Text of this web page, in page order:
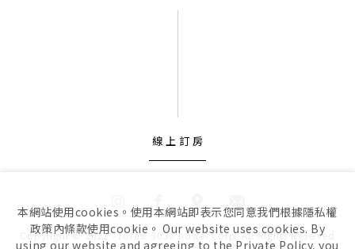
線上訂房
Copyright © 2021 - forest 3030 hostel Corp. All Rights Reserved
本網站使用cookies。使用本網站即表示您同意我們根據隱私權
政策內條款使用cookie。 Our website uses cookies. By
using our website and agreeing to the Private Policy, you